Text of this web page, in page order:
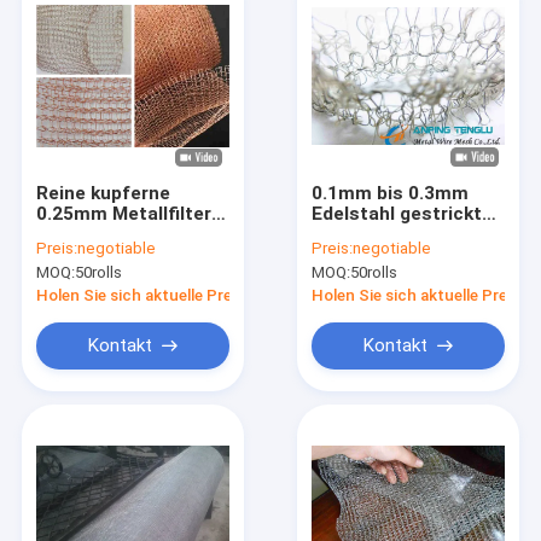
Produkte
Über uns
Reine kupferne
0.25mm Metallfilter-
7.0mm Öffnung
Preis:negotiable
MOQ:50rolls
Holen Sie sich aktuelle Preis
Kontakt
0.1mm bis 0.3mm
Edelstahl gestrickter
Preis:negotiable
MOQ:50rolls
Holen Sie sich aktuelle Preis
Kontakt